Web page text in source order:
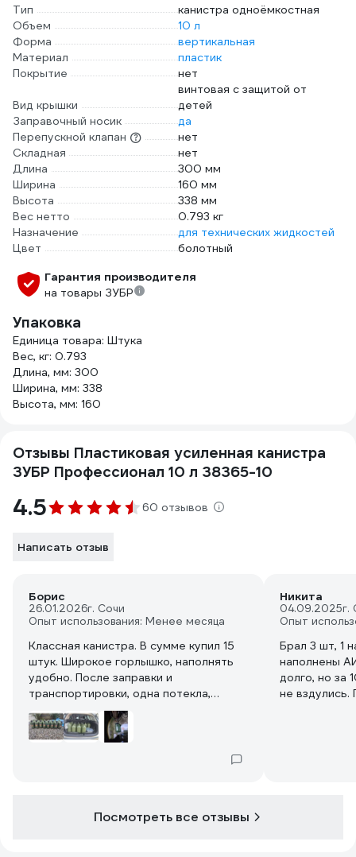
Тип
канистра одноёмкостная
Объем
10 л
Форма
вертикальная
Материал
пластик
Покрытие
нет
Вид крышки
винтовая с защитой от
детей
Заправочный носик
да
Перепускной клапан
нет
Складная
нет
Длина
300 мм
Ширина
160 мм
Высота
338 мм
Вес нетто
0.793 кг
Назначение
для технических жидкостей
Цвет
болотный
Гарантия производителя
на товары ЗУБР
Упаковка
Единица товара: Штука
Вес, кг: 0.793
Длина, мм: 300
Ширина, мм: 338
Высота, мм: 160
Отзывы Пластиковая усиленная канистра
ЗУБР Профессионал 10 л 38365-10
4.5 60 отзывов
Написать отзыв
Борис
26.01.2026г. Сочи
Опыт использования: Менее месяца
Классная канистра. В сумме купил 15
штук. Широкое горлышко, наполнять
удобно. После заправки и
транспортировки, одна потекла,
оказывается не дотянул крышку. Не
вздулись, заполненные стоят на
улице, амплитуда температуры -4 до
Никита
04.09.2025г.
Опыт
Брал 3 шт, 1
наполнены
долго, но за
не
Посмотреть все отзывы